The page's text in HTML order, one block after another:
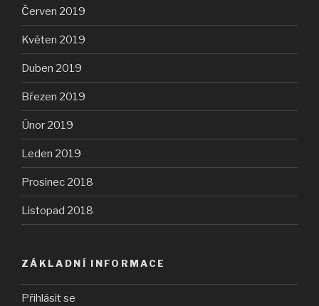
Červen 2019
Květen 2019
Duben 2019
Březen 2019
Únor 2019
Leden 2019
Prosinec 2018
Listopad 2018
ZÁKLADNÍ INFORMACE
Přihlásit se